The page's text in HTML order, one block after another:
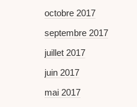
octobre 2017
septembre 2017
juillet 2017
juin 2017
mai 2017